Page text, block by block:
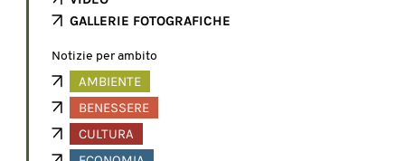
GALLERIE FOTOGRAFICHE
Notizie per ambito
AMBIENTE
BENESSERE
CULTURA